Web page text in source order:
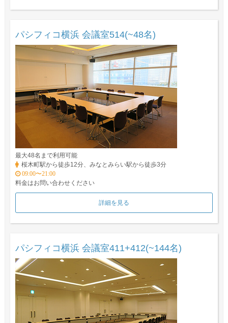
パシフィコ横浜 会議室514(~48名)
最大48名まで利用可能
桜木町駅から徒歩12分、みなとみらい駅から徒歩3分
09:00〜21:00
料金はお問い合わせください
詳細を見る
パシフィコ横浜 会議室411+412(~144名)